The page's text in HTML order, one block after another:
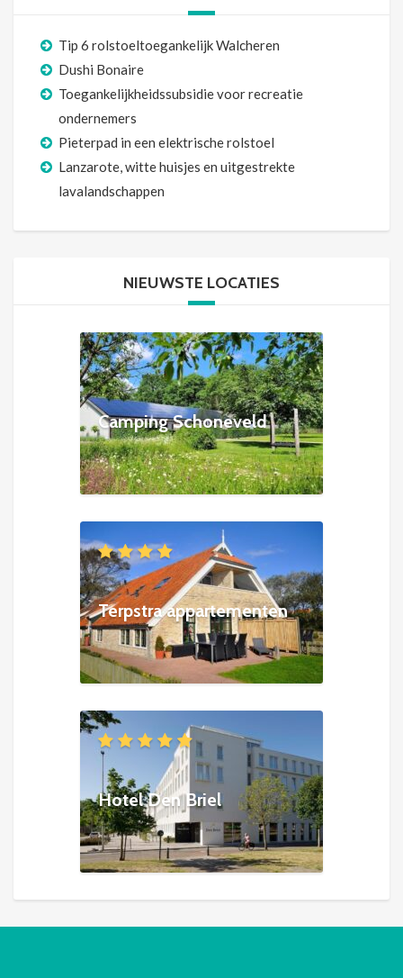
Tip 6 rolstoeltoegankelijk Walcheren
Dushi Bonaire
Toegankelijkheidssubsidie voor recreatie
ondernemers
Pieterpad in een elektrische rolstoel
Lanzarote, witte huisjes en uitgestrekte
lavalandschappen
NIEUWSTE LOCATIES
Camping Schoneveld
Terpstra appartementen
Hotel Den Briel